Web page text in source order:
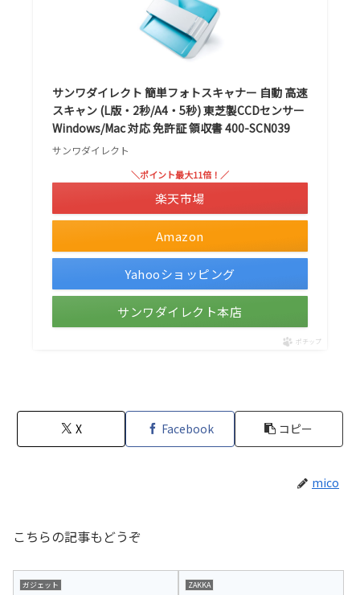
サンワダイレクト 簡単フォトスキャナー 自動 高速
スキャン (L版・2秒/A4・5秒) 東芝製CCDセンサー
Windows/Mac 対応 免許証 領収書 400-SCN039
サンワダイレクト
Amazon
＼ポイント最大11倍！／
楽天市場
Yahooショッピング
サンワダイレクト本店
ポチップ
X Facebook コピー
mico
こちらの記事もどうぞ
ガジェット ZAKKA